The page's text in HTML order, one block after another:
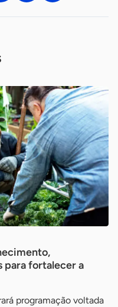
para fortalecer a
programação voltada